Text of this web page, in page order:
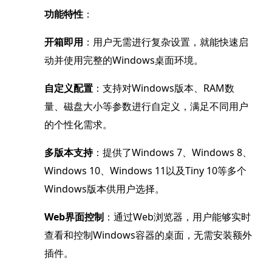
功能特性 ：
开箱即用 ：用户无需进行复杂设置，就能快速启
动并使用完整的Windows桌面环境。
自定义配置 ：支持对Windows版本、RAM数
量、磁盘大小等参数进行自定义，满足不同用户
的个性化需求。
多版本支持：提供了Windows 7、Windows 8、
Windows 10、Windows 11以及Tiny 10等多个
Windows版本供用户选择。
Web界面控制 ：通过Web浏览器，用户能够实时
查看和控制Windows容器的桌面，无需安装额外
插件。